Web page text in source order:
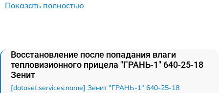
Показать полностью
Восстановление после попадания влаги
тепловизионного прицела "ГРАНЬ-1" 640-25-18
Зенит
[dataset:services:name] Зенит "ГРАНЬ-1" 640-25-18